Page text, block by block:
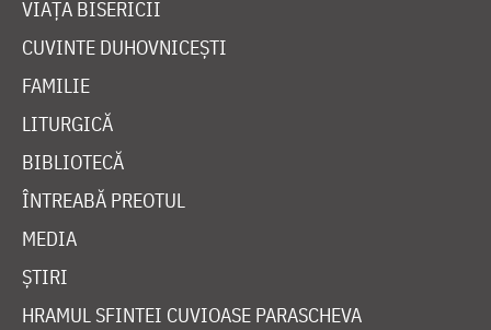
VIAȚA BISERICII
CUVINTE DUHOVNICEȘTI
FAMILIE
LITURGICĂ
BIBLIOTECĂ
ÎNTREABĂ PREOTUL
MEDIA
ȘTIRI
HRAMUL SFINTEI CUVIOASE PARASCHEVA